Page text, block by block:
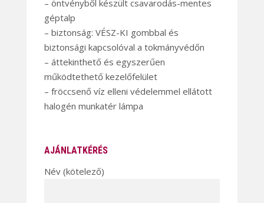
– öntvényből készült csavarodás-mentes
géptalp
– biztonság: VÉSZ-KI gombbal és
biztonsági kapcsolóval a tokmányvédőn
– áttekinthető és egyszerűen
működtethető kezelőfelület
– fröccsenő víz elleni védelemmel ellátott
halogén munkatér lámpa
AJÁNLATKÉRÉS
Név (kötelező)